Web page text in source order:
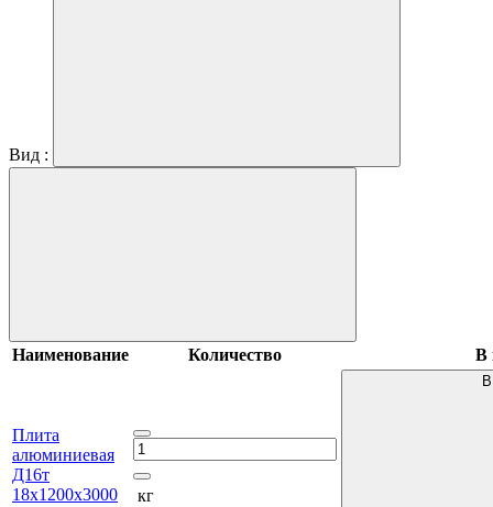
Вид :
Наименование Количество В
Плита
алюминиевая
Д16т
18х1200х3000
кг